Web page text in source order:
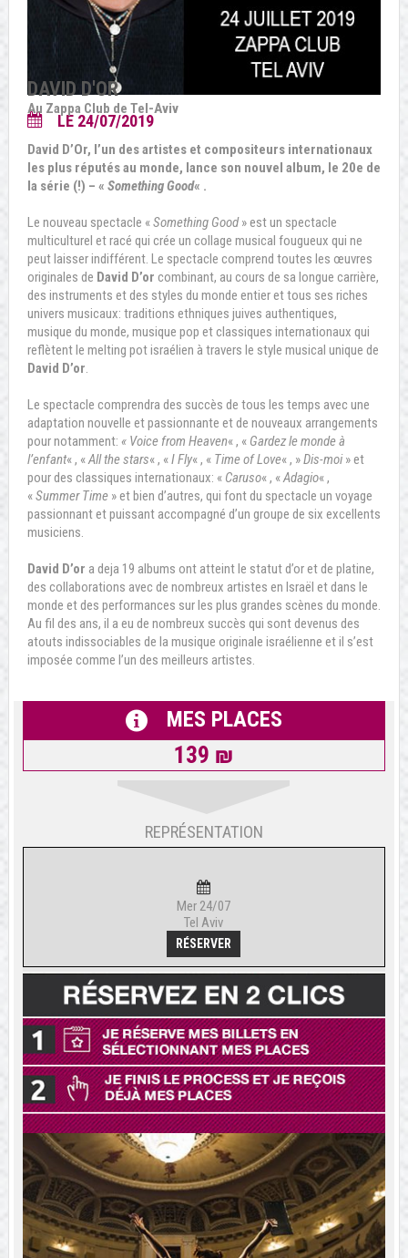
DAVID D'OR
LE 24/07/2019
Au Zappa Club de Tel-Aviv
David D’Or, l’un des artistes et compositeurs internationaux
les plus réputés au monde, lance son nouvel album, le 20e de
la série (!) – « Something Good« .
Le nouveau spectacle «Something Good» est un spectacle
multiculturel et racé qui crée un collage musical fougueux qui ne
peut laisser indifférent. Le spectacle comprend toutes les œuvres
originales de David D’or combinant, au cours de sa longue carrière,
des instruments et des styles du monde entier et tous ses riches
univers musicaux: traditions ethniques juives authentiques,
musique du monde, musique pop et classiques internationaux qui
reflètent le melting pot israélien à travers le style musical unique de
David D’or.
Le spectacle comprendra des succès de tous les temps avec une
adaptation nouvelle et passionnante et de nouveaux arrangements
pour notamment: « Voice from Heaven« , « Gardez le monde à
l’enfant« , «All the stars« , «I Fly« , « Time of Love« , »Dis-moi» et
pour des classiques internationaux: « Caruso« , «Adagio« ,
«Summer Time» et bien d’autres, qui font du spectacle un voyage
passionnant et puissant accompagné d’un groupe de six excellents
musiciens.
David D’or a deja 19 albums ont atteint le statut d’or et de platine,
des collaborations avec de nombreux artistes en Israël et dans le
monde et des performances sur les plus grandes scènes du monde.
Au fil des ans, il a eu de nombreux succès qui sont devenus des
atouts indissociables de la musique originale israélienne et il s’est
imposée comme l’un des meilleurs artistes.
MES PLACES
139 ₪
REPRÉSENTATION
Mer 24/07
Tel Aviv
RÉSERVER